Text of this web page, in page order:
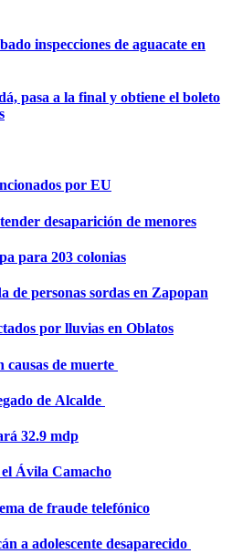
inspecciones de aguacate en
pasa a la final y obtiene el boleto
por EU
desaparición de menores
para 203 colonias
de personas sordas en Zapopan
por lluvias en Oblatos
causas de muerte
de Alcalde
32.9 mdp
Ávila Camacho
de fraude telefónico
a adolescente desaparecido